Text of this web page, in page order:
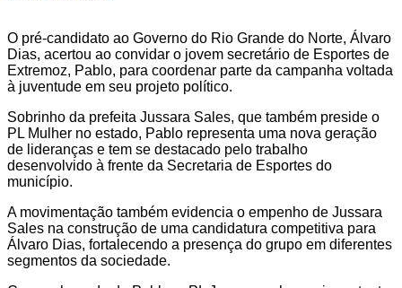
O pré-candidato ao Governo do Rio Grande do Norte, Álvaro
Dias, acertou ao convidar o jovem secretário de Esportes de
Extremoz, Pablo, para coordenar parte da campanha voltada
à juventude em seu projeto político.
Sobrinho da prefeita Jussara Sales, que também preside o
PL Mulher no estado, Pablo representa uma nova geração
de lideranças e tem se destacado pelo trabalho
desenvolvido à frente da Secretaria de Esportes do
município.
A movimentação também evidencia o empenho de Jussara
Sales na construção de uma candidatura competitiva para
Álvaro Dias, fortalecendo a presença do grupo em diferentes
segmentos da sociedade.